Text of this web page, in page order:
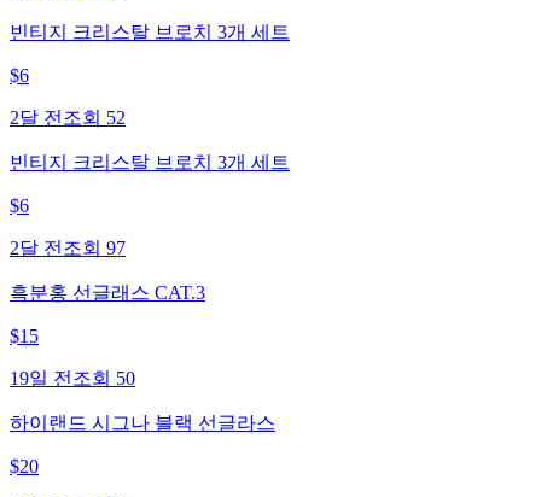
빈티지 크리스탈 브로치 3개 세트
$6
2달 전 조회 52
빈티지 크리스탈 브로치 3개 세트
$6
2달 전 조회 97
흑분홍 선글래스 CAT.3
$15
19일 전 조회 50
하이랜드 시그나 블랙 선글라스
$20